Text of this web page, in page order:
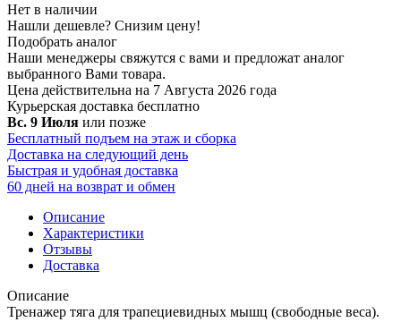
Нет в наличии
Нашли дешевле? Снизим цену!
Подобрать аналог
Наши менеджеры свяжутся с вами и предложат аналог
выбранного Вами товара.
Цена действительна на 7 Августа 2026 года
Курьерская доставка бесплатно
Вс. 9 Июля или позже
Бесплатный подъем на этаж и сборка
Доставка на следующий день
Быстрая и удобная доставка
60 дней на возврат и обмен
Описание
Характеристики
Отзывы
Доставка
Описание
Тренажер тяга для трапециевидных мышц (свободные веса).